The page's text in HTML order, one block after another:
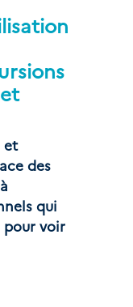
et
des
qui
pour voir